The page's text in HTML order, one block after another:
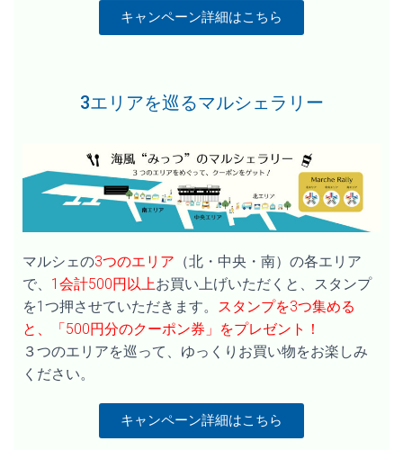
キャンペーン詳細はこちら
3エリアを巡るマルシェラリー
マルシェの3つのエリア （北・中央・南）の各エリア
で、 1会計500円以上お買い上げいただくと、スタンプ
を1つ押させていただきます。 スタンプを3つ集める
と、「500円分のクーポン券」をプレゼント！
３つのエリアを巡って、ゆっくりお買い物をお楽しみ
ください。
キャンペーン詳細はこちら